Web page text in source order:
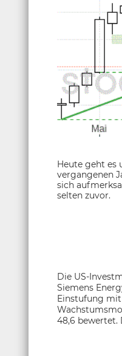
Heute geht es
vergangenen
sich
selten zuvor.
Die US-
Siemens
Einstufung mit
48,6 bewertet.